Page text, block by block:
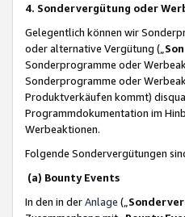
4. Sondervergütung oder
Gelegentlich können wir
oder alternative Vergütung („
Sonderprogramme oder
Sonderprogramme oder
Produktverkäufen kommt)
Programmdokumentation im
Werbeaktionen.
Folgende Sondervergütungen
(a) Bounty Events
In den in derAnlage („